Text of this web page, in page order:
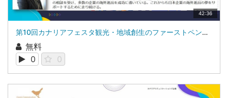
42:36
第10回カナリアフェスタ観光・地域創生のファーストペンギンワオラボ株式会社 代表取締役 小粥 おさ美氏
無料
0
0